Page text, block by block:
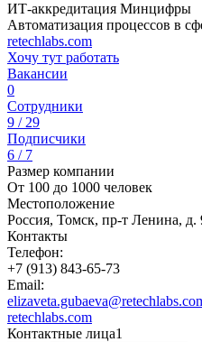
ИТ-аккредитация Минцифры
Автоматизация процессов в
retechlabs.com
Хочу тут работать
Вакансии
0
Сотрудники
9 / 29
Подписчики
6 / 7
Размер компании
От 100 до 1000 человек
Местоположение
Россия, Томск, пр-т Ленина, д.
Контакты
Телефон:
‭+7 (913) 843-65-73‬
Email:
retechlabs.com
Контактные лица1